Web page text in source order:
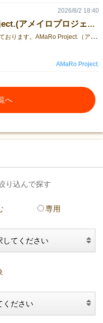
【AMaRo Project.(アメイロプロジェクト)】ゲームマーケット2026秋出展します！
平
素はお世話になっております。AMaRo Project.（アメイロプロジェクト）瀬田まみむめもです。ゲームマーケット2026秋について、当サークルは、1日目、10月17日 土曜日に出展いたします。ブースカットはこちらとなります。詳細については、以下のnote記事を御覧ください。note：【AMaRo Project.(アメイロプロジェクト)】ゲームマーケット2026秋出展します！
2026/8/2 18:40
AMaRo Project.
へ
り込んで探す
専用